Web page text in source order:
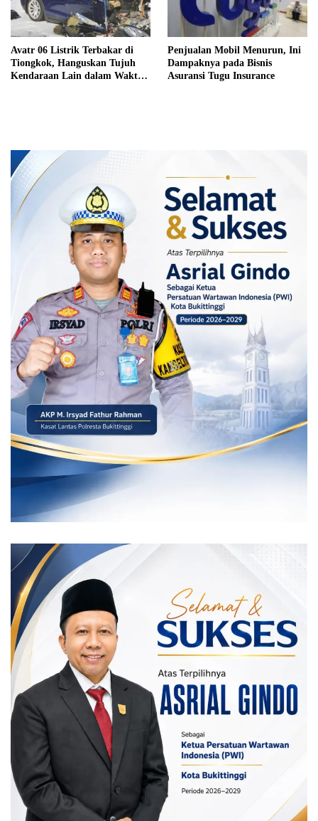
Avatr 06 Listrik Terbakar di
Tiongkok, Hanguskan Tujuh
Kendaraan Lain dalam Waktu
Penjualan Mobil Menurun, Ini
Dampaknya pada Bisnis
Asuransi Tugu Insurance